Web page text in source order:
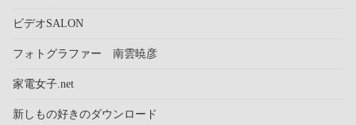
ビデオSALON
フォトグラファー 南雲暁彦
家電女子.net
新しもの好きのダウンロード